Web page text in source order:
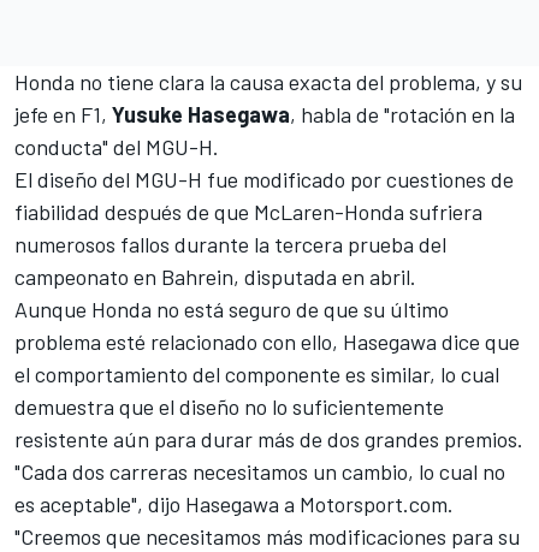
Honda no tiene clara la causa exacta del problema, y su
jefe en F1, Yusuke Hasegawa, habla de "rotación en la
conducta" del MGU-H.
El diseño del MGU-H fue modificado por cuestiones de
fiabilidad después de que McLaren-Honda sufriera
numerosos fallos durante la tercera prueba del
campeonato en Bahrein, disputada en abril.
Aunque Honda no está seguro de que su último
problema esté relacionado con ello, Hasegawa dice que
el comportamiento del componente es similar, lo cual
demuestra que el diseño no lo suficientemente
resistente aún para durar más de dos grandes premios.
"Cada dos carreras necesitamos un cambio, lo cual no
es aceptable", dijo Hasegawa a Motorsport.com.
"Creemos que necesitamos más modificaciones para su